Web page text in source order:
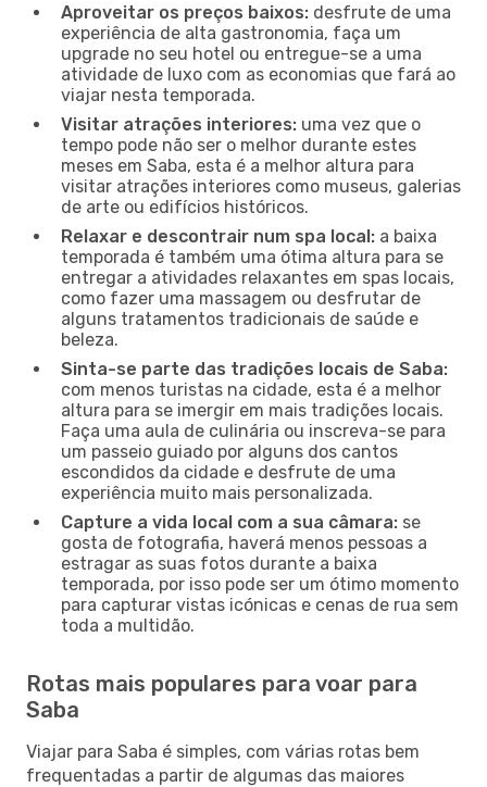
Aproveitar os preços baixos: desfrute de uma
experiência de alta gastronomia, faça um
upgrade no seu hotel ou entregue-se a uma
atividade de luxo com as economias que fará ao
viajar nesta temporada.
Visitar atrações interiores: uma vez que o
tempo pode não ser o melhor durante estes
meses em Saba, esta é a melhor altura para
visitar atrações interiores como museus, galerias
de arte ou edifícios históricos.
Relaxar e descontrair num spa local: a baixa
temporada é também uma ótima altura para se
entregar a atividades relaxantes em spas locais,
como fazer uma massagem ou desfrutar de
alguns tratamentos tradicionais de saúde e
beleza.
Sinta-se parte das tradições locais de Saba:
com menos turistas na cidade, esta é a melhor
altura para se imergir em mais tradições locais.
Faça uma aula de culinária ou inscreva-se para
um passeio guiado por alguns dos cantos
escondidos da cidade e desfrute de uma
experiência muito mais personalizada.
Capture a vida local com a sua câmara: se
gosta de fotografia, haverá menos pessoas a
estragar as suas fotos durante a baixa
temporada, por isso pode ser um ótimo momento
para capturar vistas icónicas e cenas de rua sem
toda a multidão.
Rotas mais populares para voar para
Saba
Viajar para Saba é simples, com várias rotas bem
frequentadas a partir de algumas das maiores